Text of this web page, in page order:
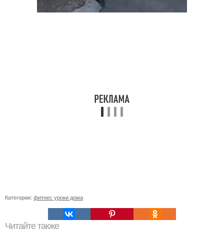
Категории: фитнес уроки дома
Читайте также